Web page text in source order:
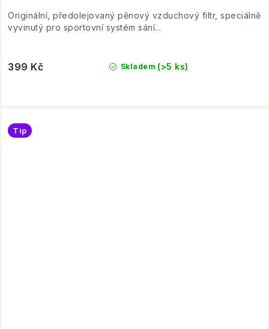
Skladem (>5 ks)
399 Kč
Originální, předolejovaný pěnový vzduchový filtr, speciálně
vyvinutý pro sportovní systém sání...
Tip